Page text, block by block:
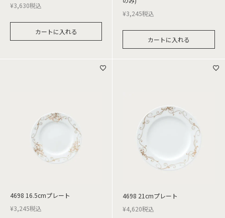
¥3,630税込
カートに入れる
¥3,245税込
カートに入れる
4698 16.5cmプレート
¥3,245税込
4698 21cmプレート
¥4,620税込